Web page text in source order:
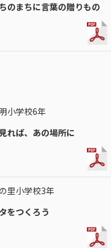
のまちに言葉の贈りもの
小学校6年
れば、あの場所に
里小学校3年
をつくろう